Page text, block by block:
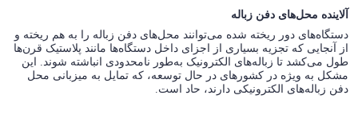
آلاینده محل‌های دفن زباله
دستگاه‌های دور ریخته شده می‌توانند محل‌های دفن زباله را به هم ریخته و
از آنجایی که تجزیه بسیاری از اجزای داخل دستگاه‌ها مانند پلاستیک قرن‌ها
طول می‌کشد تا زباله‌های الکترونیک به‌طور نامحدودی انباشته شوند. این
مشکل به ویژه در کشورهای در حال توسعه، که تمایل به میزبانی محل
دفن زباله‌های الکترونیکی دارند، حاد است.